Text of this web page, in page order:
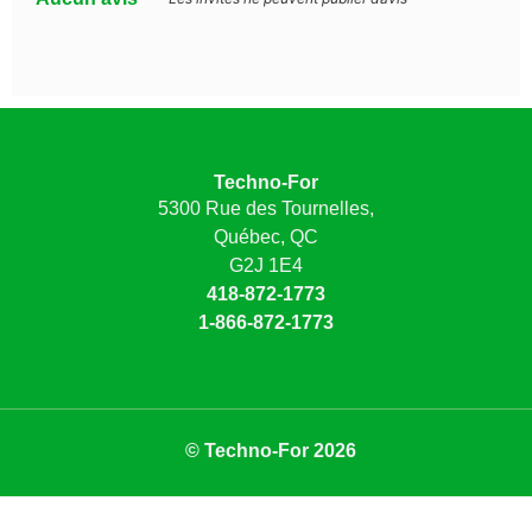
Techno-For
5300 Rue des Tournelles,
Québec, QC
G2J 1E4
418-872-1773
1-866-872-1773
© Techno-For 2026